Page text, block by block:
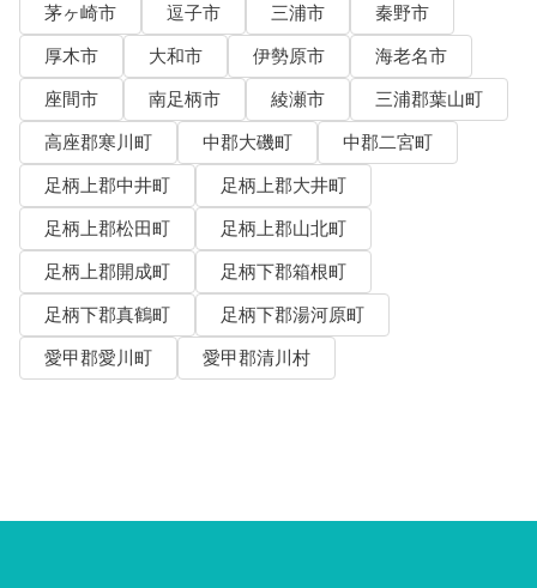
茅ヶ崎市
逗子市 三浦市
秦野市
厚木市
大和市 伊勢原市
海老名市
座間市
南足柄市 綾瀬市
三浦郡葉山町
高座郡寒川町
中郡大磯町
中郡二宮町
足柄上郡中井町
足柄上郡大井町
足柄上郡松田町
足柄上郡山北町
足柄上郡開成町
足柄下郡箱根町
足柄下郡真鶴町
足柄下郡湯河原町
愛甲郡愛川町
愛甲郡清川村